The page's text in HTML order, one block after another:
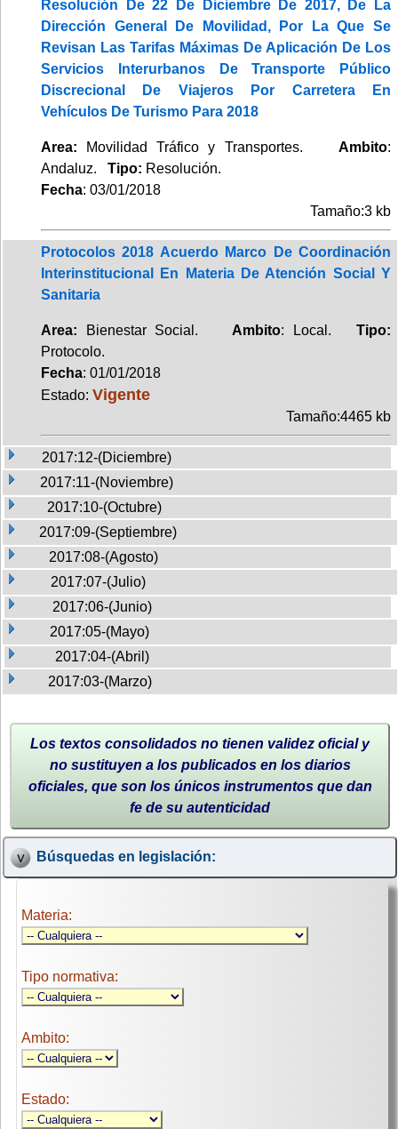
Resolución De 22 De Diciembre De 2017, De La
Dirección General De Movilidad, Por La Que Se
Revisan Las Tarifas Máximas De Aplicación De Los
Servicios Interurbanos De Transporte Público
Discrecional De Viajeros Por Carretera En
Vehículos De Turismo Para 2018
Area: Movilidad Tráfico y Transportes. Ambito:
Andaluz. Tipo: Resolución.
Fecha: 03/01/2018
Tamaño:3 kb
Protocolos 2018 Acuerdo Marco De Coordinación
Interinstitucional En Materia De Atención Social Y
Sanitaria
Area: Bienestar Social. Ambito: Local. Tipo:
Protocolo.
Fecha: 01/01/2018
Estado: Vigente
Tamaño:4465 kb
2017:12-(Diciembre)
2017:11-(Noviembre)
2017:10-(Octubre)
2017:09-(Septiembre)
2017:08-(Agosto)
2017:07-(Julio)
2017:06-(Junio)
2017:05-(Mayo)
2017:04-(Abril)
2017:03-(Marzo)
Los textos consolidados no tienen validez oficial y
no sustituyen a los publicados en los diarios
oficiales, que son los únicos instrumentos que dan
fe de su autenticidad
Búsquedas en legislación:
Materia:
Tipo normativa:
Ambito:
Estado: